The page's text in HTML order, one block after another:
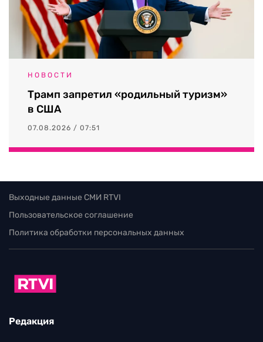
НОВОСТИ
Трамп запретил «родильный туризм»
в США
07.08.2026 / 07:51
Выходные данные СМИ RTVI
Пользовательское соглашение
Политика обработки персональных данных
Редакция